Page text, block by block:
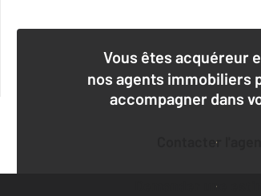
Vous êtes acquéreur
nos agents immobiliers
accompagner dans
Contacter
Demander une